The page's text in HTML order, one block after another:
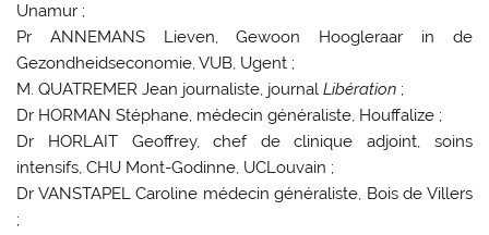
Unamur ;
Pr ANNEMANS Lieven, Gewoon Hoogleraar in de
Gezondheidseconomie, VUB, Ugent ;
M. QUATREMER Jean journaliste, journalLibération ;
Dr HORMAN Stéphane, médecin généraliste, Houffalize ;
Dr HORLAIT Geoffrey, chef de clinique adjoint, soins
intensifs, CHU Mont-Godinne, UCLouvain ;
Dr VANSTAPEL Caroline médecin généraliste, Bois de Villers
;